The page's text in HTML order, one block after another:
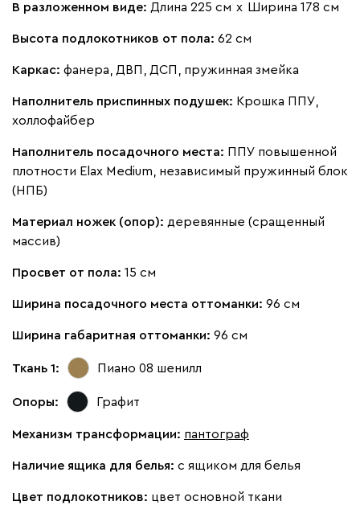
В разложенном виде: Длина 225 см х Ширина 178 см
Высота подлокотников от пола: 62 см
Каркас: фанера, ДВП, ДСП, пружинная змейка
Наполнитель приспинных подушек: Крошка ППУ,
холлофайбер
Наполнитель посадочного места: ППУ повышенной
плотности Elax Medium, независимый пружинный блок
(НПБ)
Материал ножек (опор): деревянные (сращенный
массив)
Просвет от пола: 15 см
Ширина посадочного места оттоманки: 96 см
Ширина габаритная оттоманки: 96 см
Ткань 1: Пиано 08 шенилл
Опоры: Графит
Механизм трансформации: пантограф
Наличие ящика для белья: с ящиком для белья
Цвет подлокотников: цвет основной ткани